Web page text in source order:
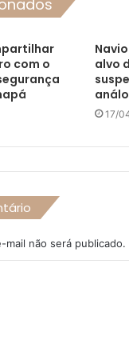
com o
alvo
17/
não será publicado.